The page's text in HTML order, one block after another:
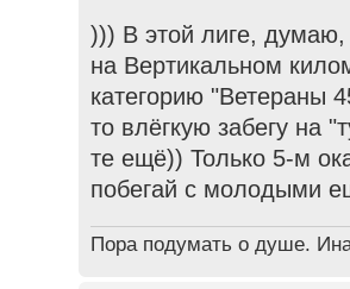
))) В этой лиге,
на Вертикальном
категорию "Ветераны
то влёгкую забегу на
те ещё)) Только 5-м
побегай с молодыми
Пора подумать о душе.